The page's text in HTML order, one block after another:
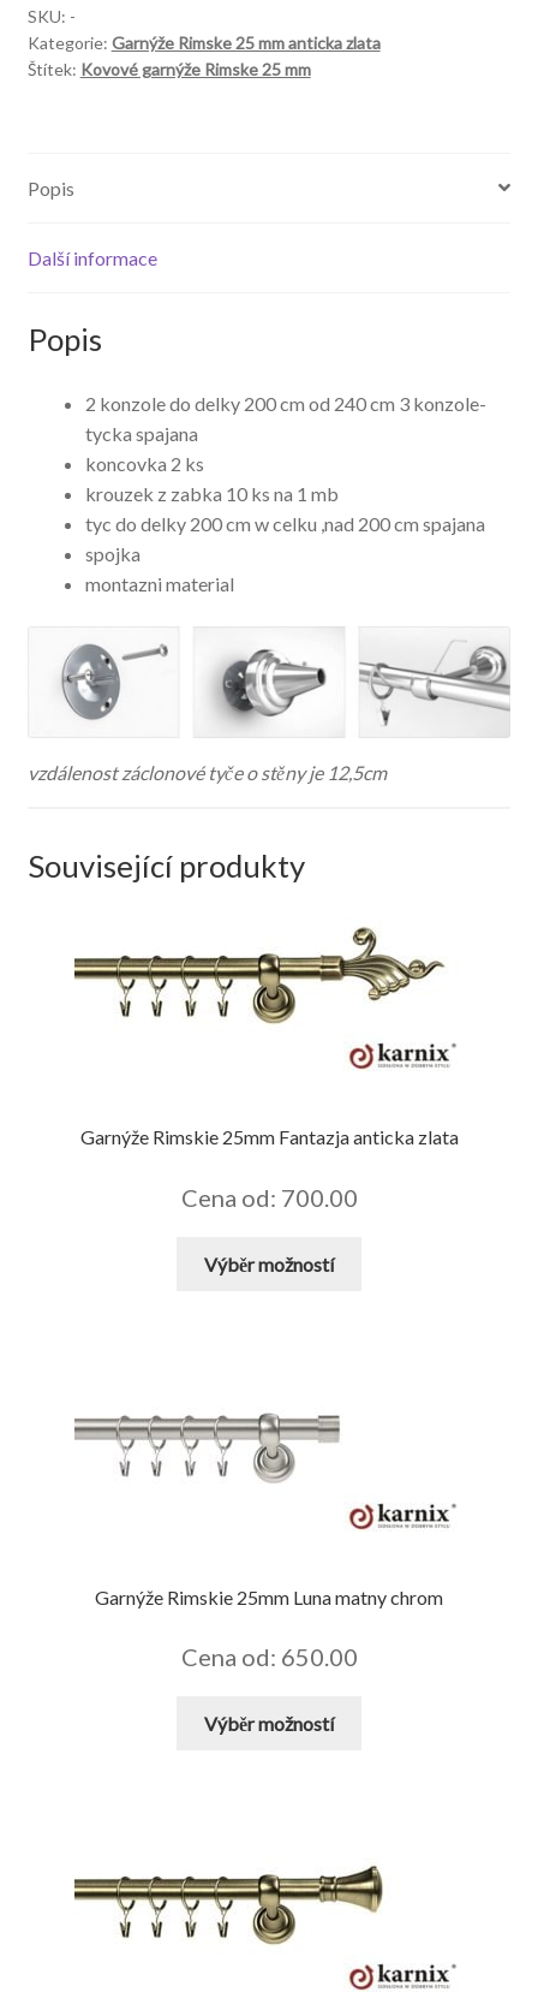
anticka
zlata
množství
SKU: -
Kategorie: Garnýže Rimske 25 mm anticka zlata
Štítek: Kovové garnýže Rimske 25 mm
Popis
Další informace
Popis
2 konzole do delky 200 cm od 240 cm 3 konzole-
tycka spajana
koncovka 2 ks
krouzek z zabka 10 ks na 1 mb
tyc do delky 200 cm w celku ,nad 200 cm spajana
spojka
montazni material
vzdálenost záclonové tyče o stěny je 12,5cm
Související produkty
Garnýže Rimskie 25mm Fantazja anticka zlata
Cena od: 700.00
Výběr možností
stránce
Garnýže Rimskie 25mm Luna matny chrom
Cena od: 650.00
Výběr možností
Možnosti
lze
vybrat
stránce